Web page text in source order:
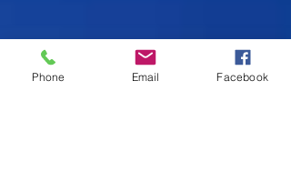
Phone Email Facebook